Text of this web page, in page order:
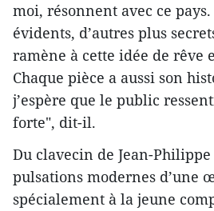
moi, résonnent avec ce
évidents, d’autres plus
ramène à cette idée de rêve
Chaque pièce a aussi son
j’espère que le public
forte", dit-il.
Du clavecin de Jean-
pulsations modernes d’une
spécialement à la jeune